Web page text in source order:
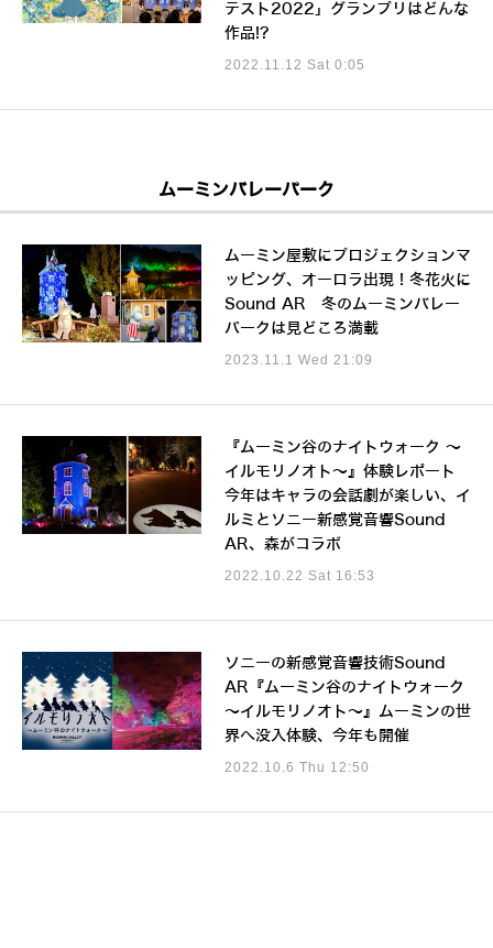
テスト2022」グランプリはどんな
作品!?
2022.11.12 Sat 0:05
ムーミンバレーパーク
ムーミン屋敷にプロジェクションマ
ッピング、オーロラ出現！冬花火に
Sound AR 冬のムーミンバレー
パークは見どころ満載
2023.11.1 Wed 21:09
『ムーミン谷のナイトウォーク ～
イルモリノオト～』体験レポート
今年はキャラの会話劇が楽しい、イ
ルミとソニー新感覚音響Sound
AR、森がコラボ
2022.10.22 Sat 16:53
ソニーの新感覚音響技術Sound
AR『ムーミン谷のナイトウォーク
～イルモリノオト～』ムーミンの世
界へ没入体験、今年も開催
2022.10.6 Thu 12:50